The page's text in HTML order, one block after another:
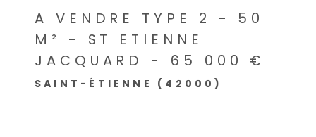
A VENDRE TYPE 2 - 50
M² - ST ETIENNE
JACQUARD - 65 000 €
SAINT-ÉTIENNE (42000)